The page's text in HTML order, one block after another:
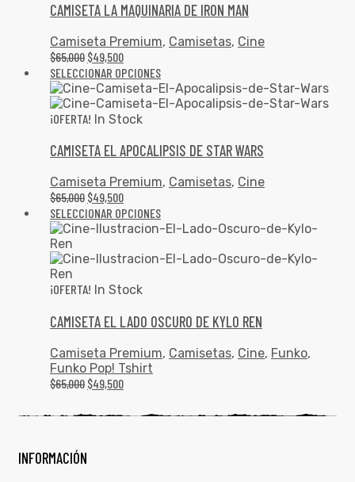
CAMISETA LA MAQUINARIA DE IRON MAN
Camiseta Premium, Camisetas, Cine
$65,000 $49,500
SELECCIONAR OPCIONES
¡OFERTA! In Stock
CAMISETA EL APOCALIPSIS DE STAR WARS
Camiseta Premium, Camisetas, Cine
$65,000 $49,500
SELECCIONAR OPCIONES
¡OFERTA! In Stock
CAMISETA EL LADO OSCURO DE KYLO REN
Camiseta Premium, Camisetas, Cine, Funko,
Funko Pop! Tshirt
$65,000 $49,500
INFORMACIÓN